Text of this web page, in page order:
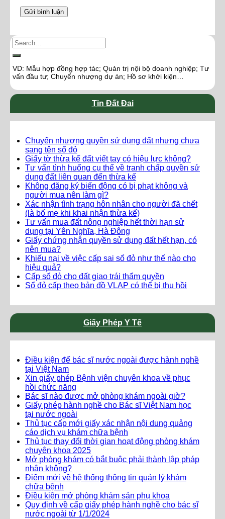
VD: Mẫu hợp đồng hợp tác; Quản trị nội bộ doanh nghiệp; Tư
vấn đầu tư; Chuyển nhượng dự án; Hồ sơ khởi kiện…
Tin Đất Đai
Chuyển nhượng quyền sử dụng đất nhưng chưa
sang tên sổ đỏ
Giấy tờ thừa kế đất viết tay có hiệu lực không?
Tư vấn tình huống cụ thể về tranh chấp quyền sử
dụng đất liên quan đến thừa kế
Không đăng ký biến động có bị phạt không và
người mua nên làm gì?
Xác nhận tình trạng hôn nhân cho người đã chết
(là bố mẹ khi khai nhận thừa kế)
Tư vấn mua đất nông nghiệp hết thời hạn sử
dụng tại Yên Nghĩa, Hà Đông
Giấy chứng nhận quyền sử dụng đất hết hạn, có
nên mua?
Khiếu nại về việc cấp sai sổ đỏ như thế nào cho
hiệu quả?
Cấp sổ đỏ cho đất giao trái thẩm quyền
Sổ đỏ cấp theo bản đồ VLAP có thể bị thu hồi
Giấy Phép Y Tế
Điều kiện để bác sĩ nước ngoài được hành nghề
tại Việt Nam
Xin giấy phép Bệnh viện chuyên khoa về phục
hồi chức năng
Bác sĩ nào được mở phòng khám ngoài giờ?
Giấy phép hành nghề cho Bác sĩ Việt Nam học
tại nước ngoài
Thủ tục cấp mới giấy xác nhận nội dung quảng
cáo dịch vụ khám chữa bệnh
Thủ tục thay đổi thời gian hoạt động phòng khám
chuyên khoa 2025
Mở phòng khám có bắt buộc phải thành lập pháp
nhân không?
Điểm mới về hệ thống thông tin quản lý khám
chữa bệnh
Điều kiện mở phòng khám sản phụ khoa
Quy định về cấp giấy phép hành nghề cho bác sĩ
nước ngoài từ 1/1/2024